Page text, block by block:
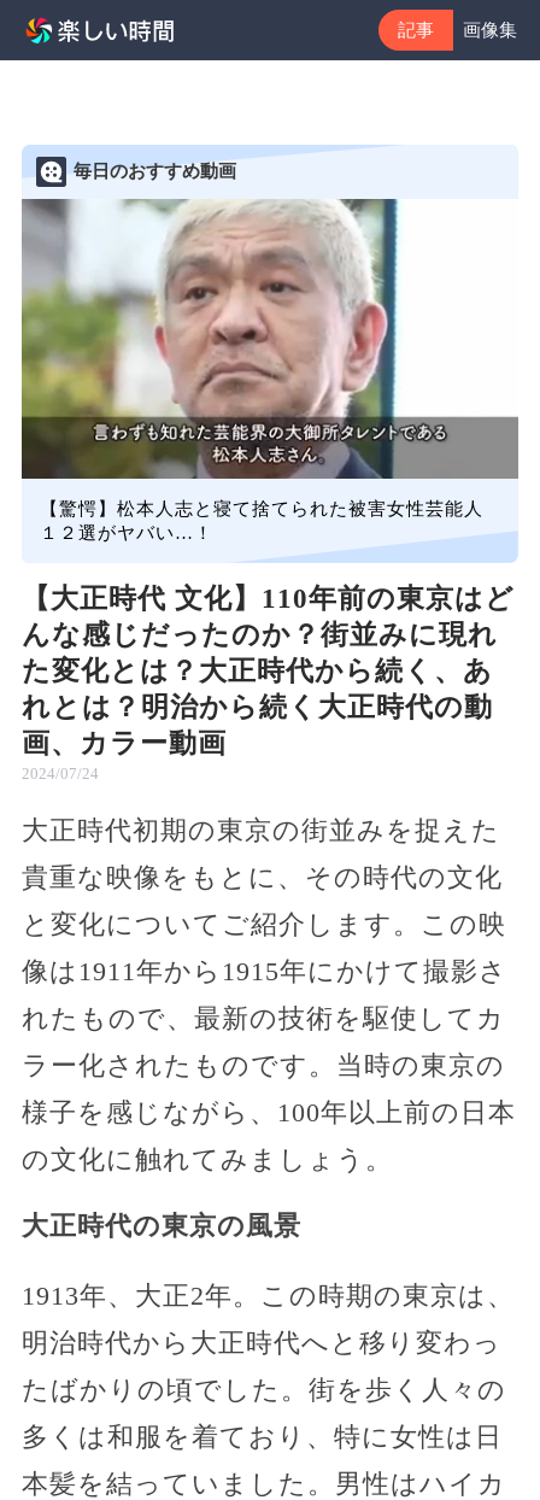
記事 画像集
毎日のおすすめ動画
【驚愕】松本人志と寝て捨てられた被害女性芸能人
１２選がヤバい…！
【大正時代 文化】110年前の東京はど
んな感じだったのか？街並みに現れ
た変化とは？大正時代から続く、あ
れとは？明治から続く大正時代の動
画、カラー動画
2024/07/24
大正時代初期の東京の街並みを捉えた
貴重な映像をもとに、その時代の文化
と変化についてご紹介します。この映
像は1911年から1915年にかけて撮影さ
れたもので、最新の技術を駆使してカ
ラー化されたものです。当時の東京の
様子を感じながら、100年以上前の日本
の文化に触れてみましょう。
大正時代の東京の風景
1913年、大正2年。この時期の東京は、
明治時代から大正時代へと移り変わっ
たばかりの頃でした。街を歩く人々の
多くは和服を着ており、特に女性は日
本髪を結っていました。男性はハイカ